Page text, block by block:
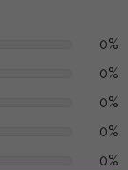
0%
0%
0%
0%
0%